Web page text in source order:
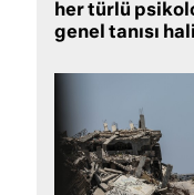
her türlü
genel tanısı